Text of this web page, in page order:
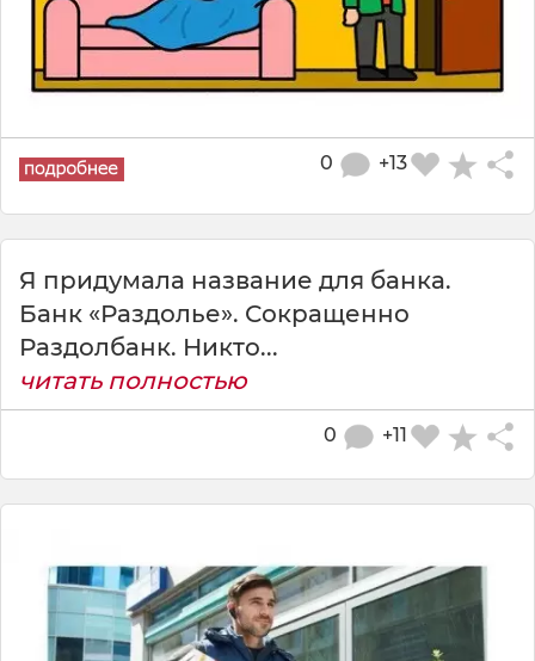
+13
0
Я придумала название для банка.
Банк «Раздолье». Сокращенно
Раздолбанк. Никто...
читать полностью
+11
0